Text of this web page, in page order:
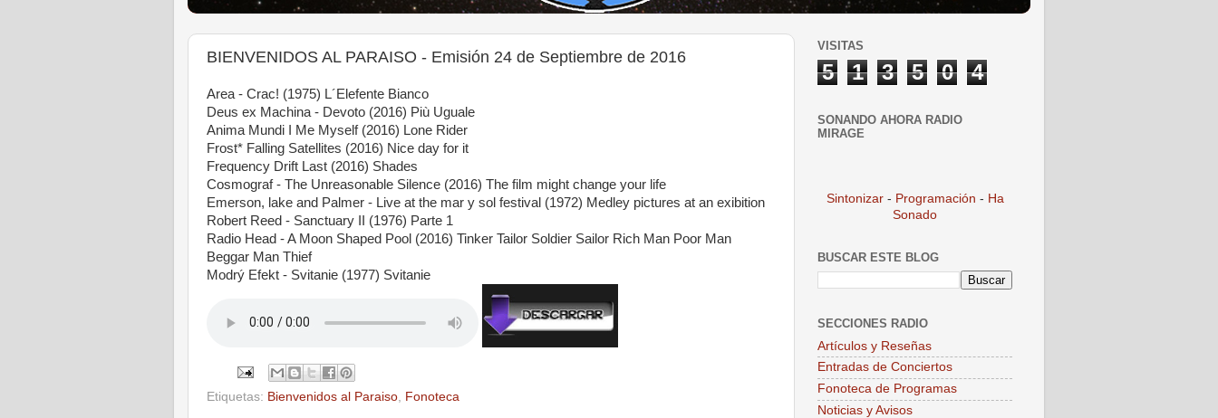
BIENVENIDOS AL PARAISO - Emisión 24 de Septiembre de 2016
Area - Crac! (1975) L´Elefente Bianco
Deus ex Machina - Devoto (2016) Più Uguale
Anima Mundi I Me Myself (2016) Lone Rider
Frost* Falling Satellites (2016) Nice day for it
Frequency Drift Last (2016) Shades
Cosmograf - The Unreasonable Silence (2016) The film might change your life
Emerson, lake and Palmer - Live at the mar y sol festival (1972) Medley pictures at an exibition
Robert Reed - Sanctuary II (1976) Parte 1
Radio Head - A Moon Shaped Pool (2016) Tinker Tailor Soldier Sailor Rich Man Poor Man
Beggar Man Thief
Modrý Efekt - Svitanie (1977) Svitanie
Etiquetas: Bienvenidos al Paraiso, Fonoteca
VISITAS
5 1 3 5 0 4
SONANDO AHORA RADIO
MIRAGE
Sintonizar - Programación - Ha
Sonado
BUSCAR ESTE BLOG
SECCIONES RADIO
Artículos y Reseñas
Entradas de Conciertos
Fonoteca de Programas
Noticias y Avisos